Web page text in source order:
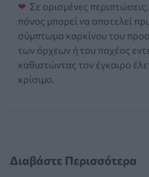
Σε ορισμένες
πόνος μπορεί να αποτελεί
σύμπτωμα καρκίνου του
των όρχεων ή του παχέος
καθιστώντας τον έγκαιρο
κρίσιμο.
Διαβάστε Περισσότερα